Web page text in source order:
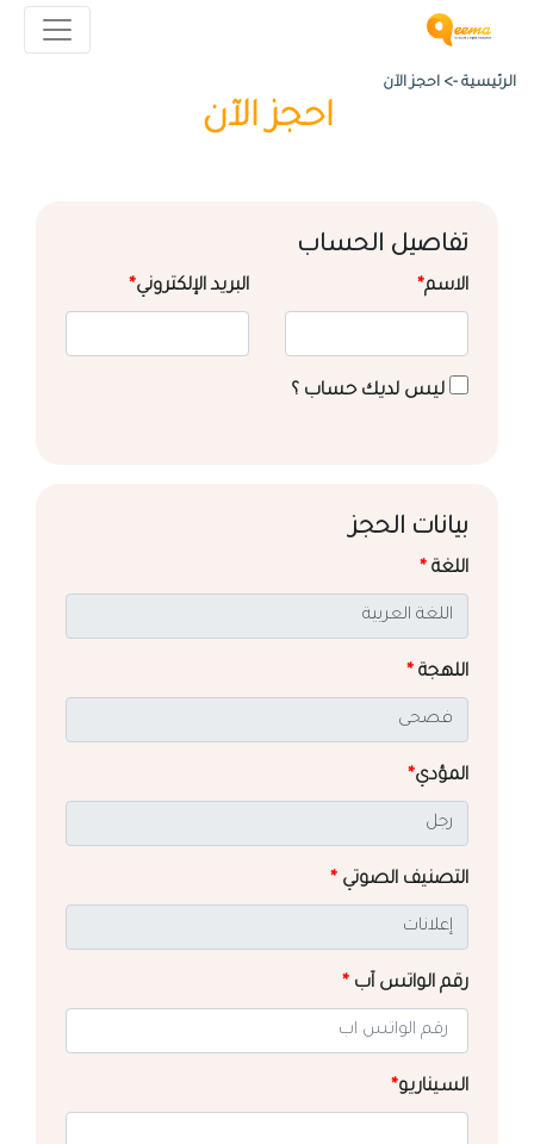
الرئيسية -> احجز الآن
احجز الآن
تفاصيل الحساب
الاسم* البريد الإلكتروني*
ليس لديك حساب ؟
بيانات الحجز
اللغة *
اللهجة *
المؤدي*
التصنيف الصوتي *
رقم الواتس آب *
السيناريو*